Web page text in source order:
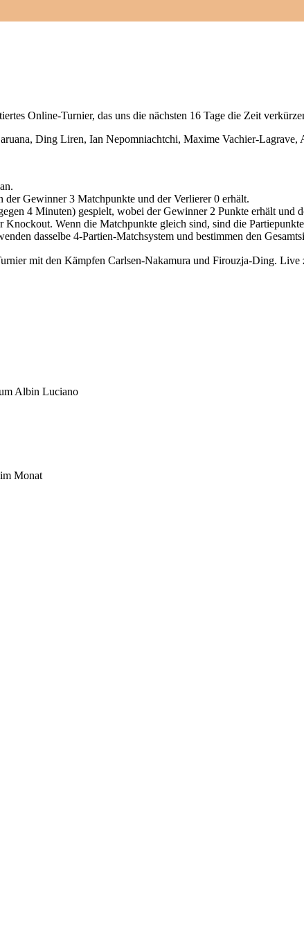
Online-Turnier, das uns die nächsten 16 Tage die Zeit
Ding Liren, Ian Nepomniachtchi, Maxime Vachier-
der Gewinner 3 Matchpunkte und der Verlierer 0 erhält.
4 Minuten) gespielt, wobei der Gewinner 2 Punkte erhält und
Wenn die Matchpunkte gleich sind, sind die
dasselbe 4-Partien-Matchsystem und bestimmen den
mit den Kämpfen Carlsen-Nakamura und Firouzja-Ding. Live
Albin Luciano
Monat